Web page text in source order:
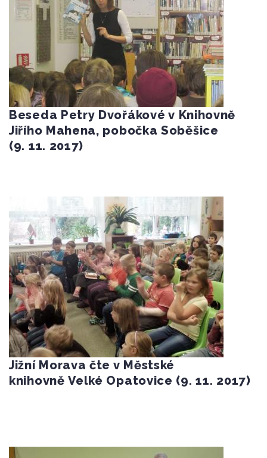
Beseda Petry Dvořákové v Knihovně
Jiřího Mahena, pobočka Soběšice
(9. 11. 2017)
Jižní Morava čte v Městské
knihovně Velké Opatovice (9. 11. 2017)